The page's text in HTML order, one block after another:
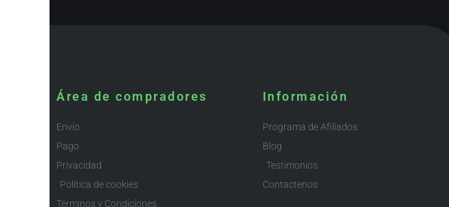
Área de compradores
Envío
Pago
Privacidad
Política de cookies
Términos y Condiciones
Información
Programa de Afiliados
Blog
Testimonios
Contactenos